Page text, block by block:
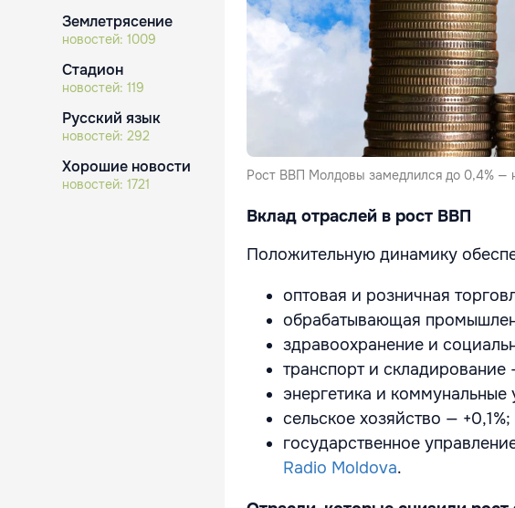
Землетрясение
новостей: 1009
Стадион
новостей: 119
Русский язык
новостей: 292
Хорошие новости
новостей: 1721
Рост ВВП Молдовы замедлился до 0,4% —
Вклад отраслей в рост ВВП
Положительную динамику
оптовая и розничная
обрабатывающая
здравоохранение и
транспорт и складирование
энергетика и коммунальные
сельское хозяйство — +0,1%;
государственное
Radio Moldova.